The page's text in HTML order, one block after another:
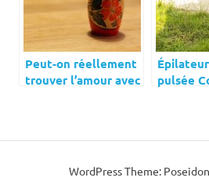
Peut-on réellement
trouver l’amour avec
pulsée
WordPress Theme: